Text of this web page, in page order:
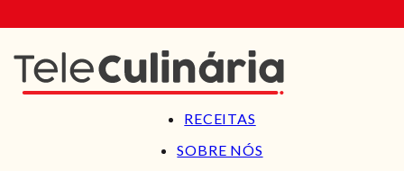
RECEITAS
SOBRE NÓS